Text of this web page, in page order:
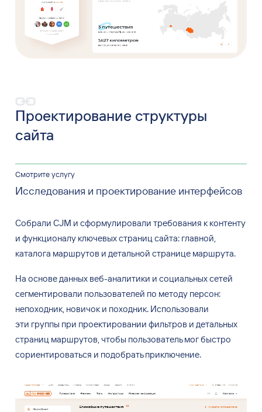
Проектирование структуры
сайта
Смотрите услугу
Исследования и проектирование интерфейсов
Собрали CJM и сформулировали требования к контенту
и функционалу ключевых страниц сайта: главной,
каталога маршрутов и детальной странице маршрута.
На основе данных веб-аналитики и социальных сетей
сегментировали пользователей по методу персон:
непоходник, новичок и походник. Использовали
эти группы при проектировании фильтров и детальных
страниц маршрутов, чтобы пользователь могбыстро
сориентироваться и подобрать приключение.